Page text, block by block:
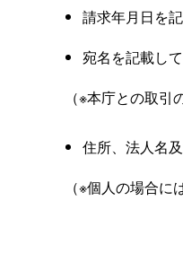
請求年月日を
宛名を記載して
（※本庁との取
住所、法人名
（※個人の場合に